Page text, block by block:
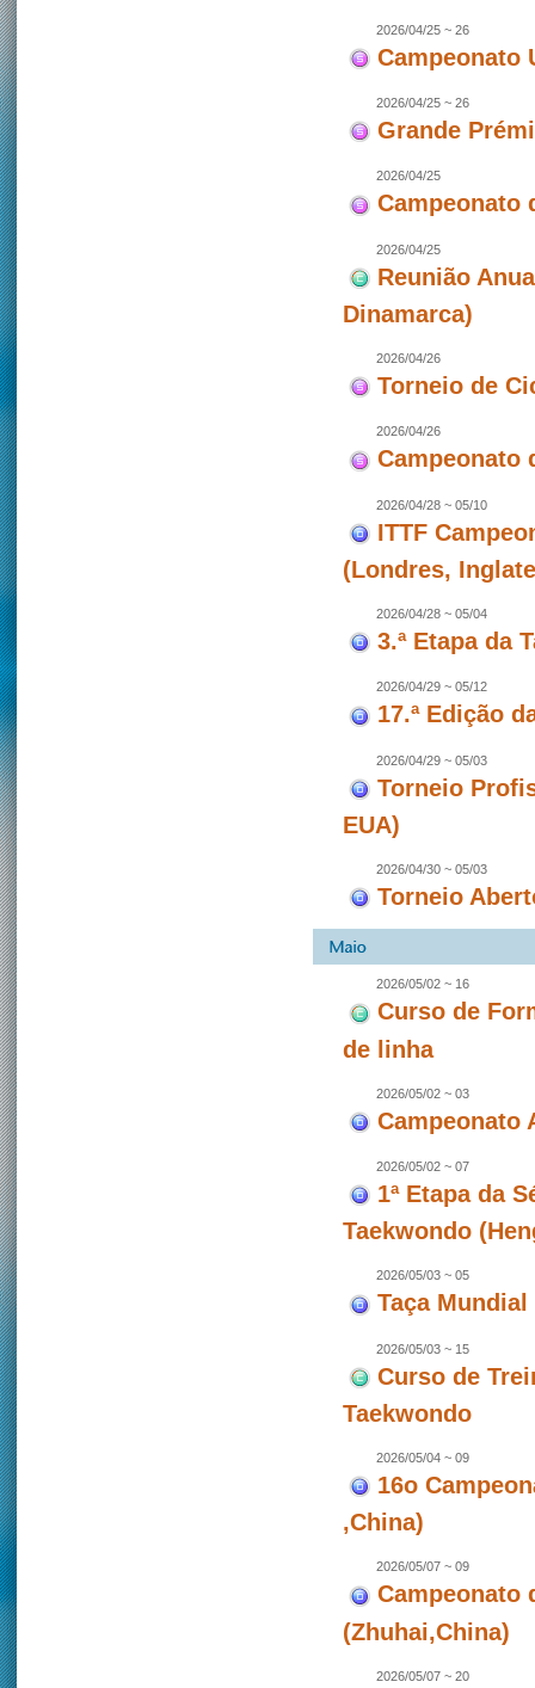
2026/04/25 ~ 26
Campeonato
2026/04/25 ~ 26
Grande
2026/04/25
Campeonato
2026/04/25
Reunião
Dinamarca)
2026/04/26
Torneio de
2026/04/26
Campeonato
2026/04/28 ~ 05/10
ITTF
(Londres,
2026/04/28 ~ 05/04
3.ª Etapa da
2026/04/29 ~ 05/12
17.ª Edição
2026/04/29 ~ 05/03
Torneio
EUA)
2026/04/30 ~ 05/03
Torneio
2026/05/02 ~ 16
Curso de
de linha
2026/05/02 ~ 03
Campeonato
2026/05/02 ~ 07
1ª Etapa da
Taekwondo
2026/05/03 ~ 05
Taça
2026/05/03 ~ 15
Curso de
Taekwondo
2026/05/04 ~ 09
16o
,China)
2026/05/07 ~ 09
Campeonato
(Zhuhai,China)
2026/05/07 ~ 20